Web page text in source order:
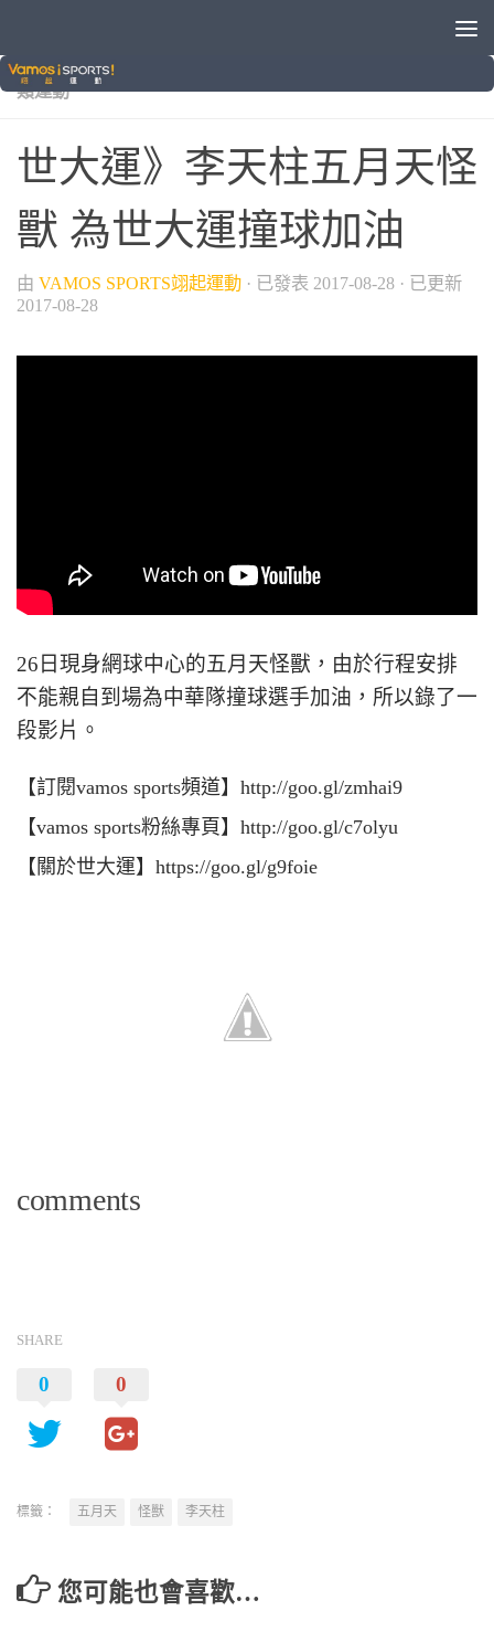
2017臺北世大運
類運動
世大運》李天柱五月天怪
獸 為世大運撞球加油
由 VAMOS SPORTS翊起運動 · 已發表 2017-08-28 · 已更新
2017-08-28
26日現身網球中心的五月天怪獸，由於行程安排
不能親自到場為中華隊撞球選手加油，所以錄了一
段影片。
【訂閱vamos sports頻道】http://goo.gl/zmhai9
【vamos sports粉絲專頁】http://goo.gl/c7olyu
【關於世大運】https://goo.gl/g9foie
comments
SHARE
0 0
標籤： 五月天 怪獸 李天柱
您可能也會喜歡…